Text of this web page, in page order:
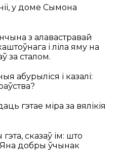
у доме Сымона
з алавастравай
і ліла яму на
за сталом.
абурыліся і казалі:
гэтае міра за вялікія
сказаў ім: што
добры ўчынак